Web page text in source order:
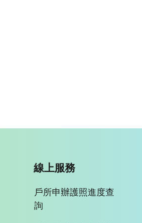
線上服務
戶所申辦護照進度查
詢